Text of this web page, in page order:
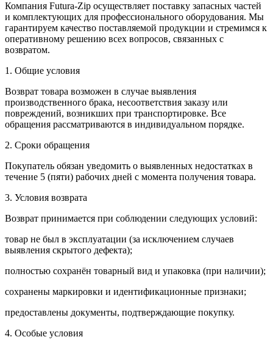
Компания Futura-Zip осуществляет поставку запасных частей
и комплектующих для профессионального оборудования. Мы
гарантируем качество поставляемой продукции и стремимся к
оперативному решению всех вопросов, связанных с
возвратом.
1. Общие условия
Возврат товара возможен в случае выявления
производственного брака, несоответствия заказу или
повреждений, возникших при транспортировке. Все
обращения рассматриваются в индивидуальном порядке.
2. Сроки обращения
Покупатель обязан уведомить о выявленных недостатках в
течение 5 (пяти) рабочих дней с момента получения товара.
3. Условия возврата
Возврат принимается при соблюдении следующих условий:
товар не был в эксплуатации (за исключением случаев
выявления скрытого дефекта);
полностью сохранён товарный вид и упаковка (при наличии);
сохранены маркировки и идентификационные признаки;
предоставлены документы, подтверждающие покупку.
4. Особые условия